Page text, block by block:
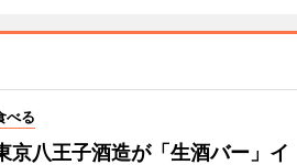
べる
京八王子酒造が「生酒バー」イ